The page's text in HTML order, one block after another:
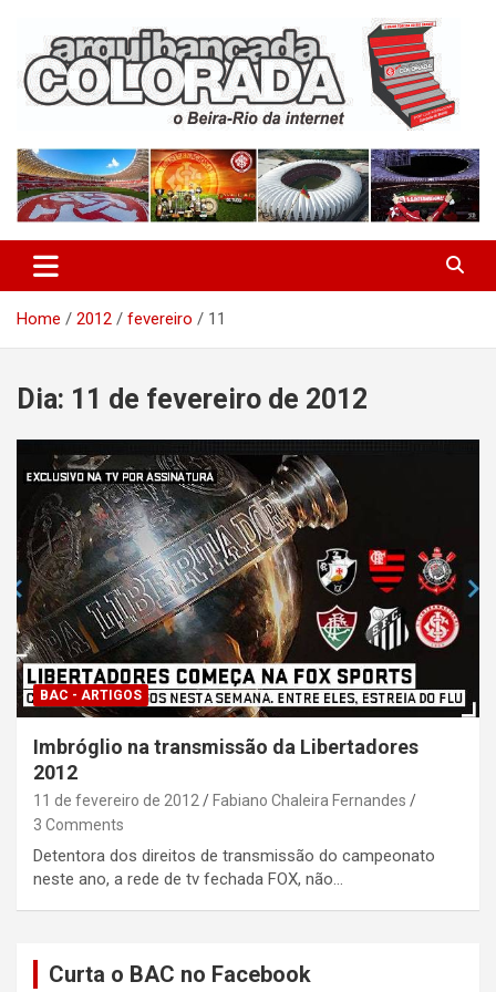
content
Arquibancada Colorada
Home 2012 fevereiro 11
Dia: 11 de fevereiro de 2012
BAC - ARTIGOS
Imbróglio na transmissão da Libertadores
2012
11 de fevereiro de 2012
Fabiano Chaleira Fernandes
3 Comments
Detentora dos direitos de transmissão do campeonato
neste ano, a rede de tv fechada FOX, não…
Curta o BAC no Facebook